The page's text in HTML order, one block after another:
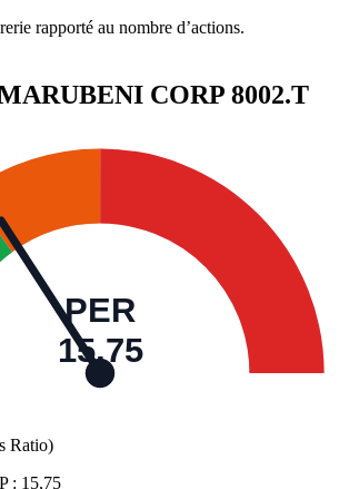
rapporté au nombre d’actions.
CORP 8002.T
PER
15,75
Ratio)
: 15,75